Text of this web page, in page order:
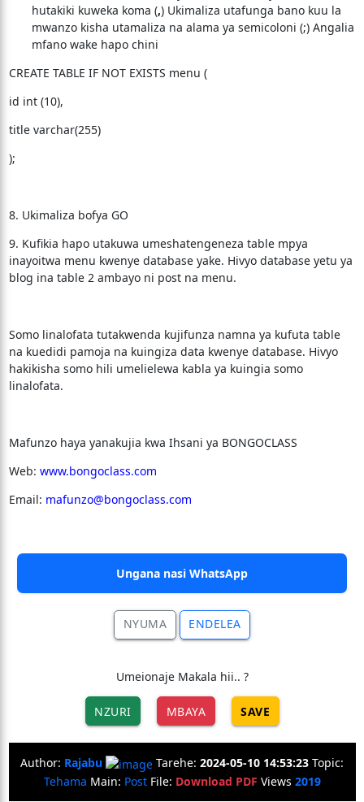
hutakiki kuweka koma (,) Ukimaliza utafunga bano kuu la
mwanzo kisha utamaliza na alama ya semicoloni (;) Angalia
mfano wake hapo chini
CREATE TABLE IF NOT EXISTS menu (
id int (10),
title varchar(255)
);
8. Ukimaliza bofya GO
9. Kufikia hapo utakuwa umeshatengeneza table mpya
inayoitwa menu kwenye database yake. Hivyo database yetu ya
blog ina table 2 ambayo ni post na menu.
Somo linalofata tutakwenda kujifunza namna ya kufuta table
na kuedidi pamoja na kuingiza data kwenye database. Hivyo
hakikisha somo hili umelielewa kabla ya kuingia somo
linalofata.
Mafunzo haya yanakujia kwa Ihsani ya BONGOCLASS
Web: www.bongoclass.com
Email: mafunzo@bongoclass.com
Ungana nasi WhatsApp
NYUMA ENDELEA
Umeionaje Makala hii.. ?
NZURI MBAYA SAVE
Author: Rajabu Tarehe: 2024-05-10 14:53:23 Topic:
Tehama Main: PostFile: Download PDF Views 2019